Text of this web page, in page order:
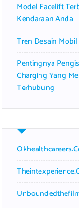
Model Facelift
Kendaraan Anda
Tren Desain
Pentingnya
Charging Yang
Terhubung